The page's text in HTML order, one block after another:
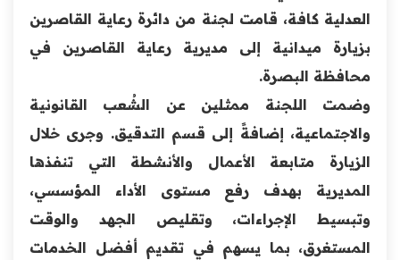
العدلية كافة، قامت لجنة من دائرة رعاية القاصرين
بزيارة ميدانية إلى مديرية رعاية القاصرين في
محافظة البصرة.
وضمت اللجنة ممثلين عن الشُعب القانونية
والاجتماعية، إضافةً إلى قسم التدقيق. وجرى خلال
الزيارة متابعة الأعمال والأنشطة التي تنفذها
المديرية بهدف رفع مستوى الأداء المؤسسي،
وتبسيط الإجراءات، وتقليص الجهد والوقت
المستغرق، بما يسهم في تقديم أفضل الخدمات